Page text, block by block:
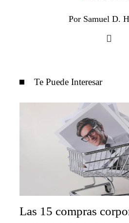
Por Samuel D.
Te Puede Interesar
Las 15 compras